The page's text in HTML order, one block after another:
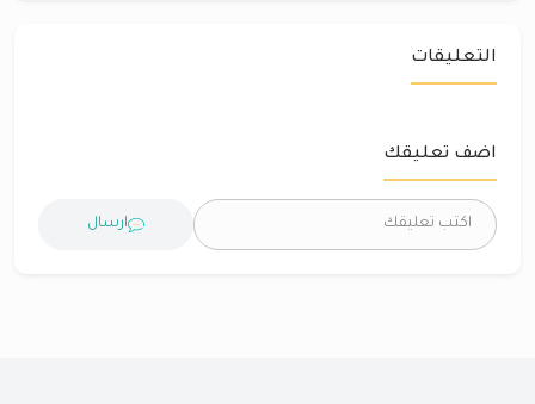
التعليقات
اضف تعليقك
ارسال